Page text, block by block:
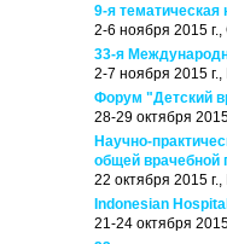
9-я
2-6 ноября 2015
33-я
2-7 ноября 2015 г.,
Форум "Детский
28-29 октября
Научно-
общей врачебной
22 октября 2015 г.,
Indonesian
21-24 октября